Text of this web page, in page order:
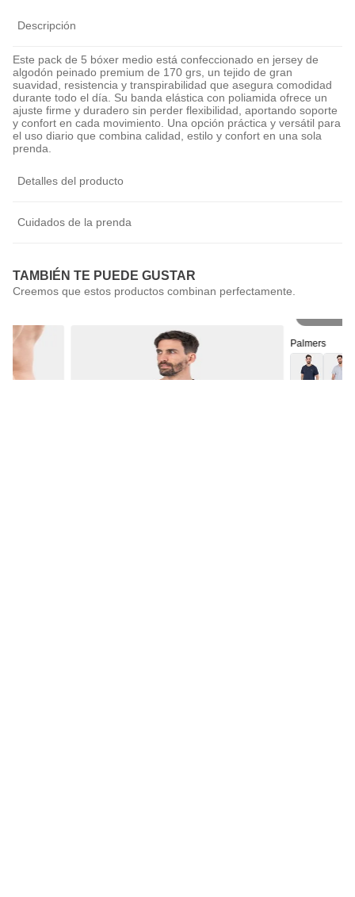
Descripción
Este pack de 5 bóxer medio está confeccionado en jersey de
algodón peinado premium de 170 grs, un tejido de gran
suavidad, resistencia y transpirabilidad que asegura comodidad
durante todo el día. Su banda elástica con poliamida ofrece un
ajuste firme y duradero sin perder flexibilidad, aportando soporte
y confort en cada movimiento. Una opción práctica y versátil para
el uso diario que combina calidad, estilo y confort en una sola
prenda.
Detalles del producto
Cuidados de la prenda
TAMBIÉN TE PUEDE GUSTAR
Palmers